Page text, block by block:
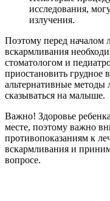
исследования,
излучения.
Поэтому перед началом
вскармливания
стоматологом и
приостановить грудное
альтернативные методы
сказываться на малыше.
Важно! Здоровье
месте, поэтому важно
противопоказаниям к
вскармливания и
вопросе.